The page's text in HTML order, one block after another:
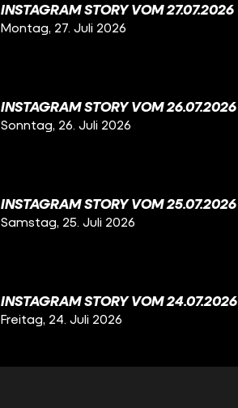
INSTAGRAM STORY VOM 27.07.2026
Montag, 27. Juli 2026
INSTAGRAM STORY VOM 26.07.2026
Sonntag, 26. Juli 2026
INSTAGRAM STORY VOM 25.07.2026
Samstag, 25. Juli 2026
INSTAGRAM STORY VOM 24.07.2026
Freitag, 24. Juli 2026